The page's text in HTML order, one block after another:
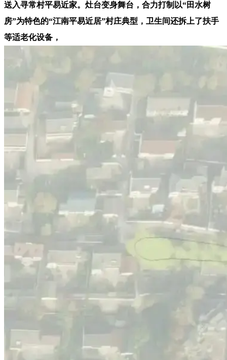
送入寻常村平易近家。灶台变身舞台，合力打制以“田水树
房”为特色的“江南平易近居”村庄典型，卫生间还拆上了扶手
等适老化设备，